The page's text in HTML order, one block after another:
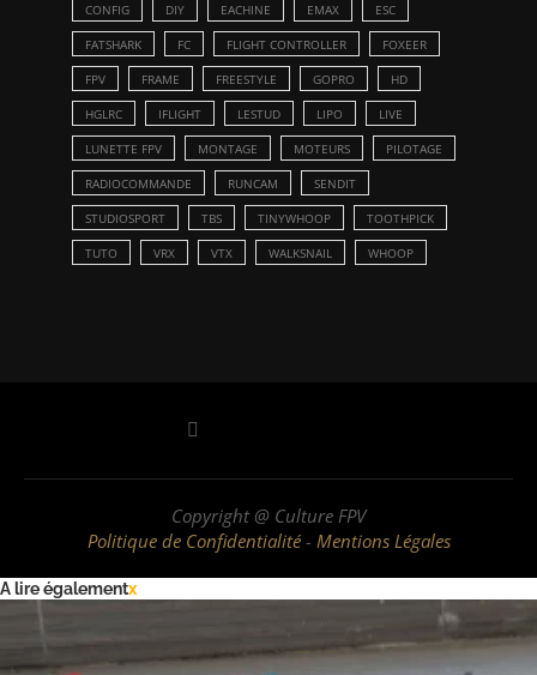
CONFIG DIY EACHINE EMAX ESC
FATSHARK FC FLIGHT CONTROLLER FOXEER
FPV FRAME FREESTYLE GOPRO HD
HGLRC IFLIGHT LESTUD LIPO LIVE
LUNETTE FPV MONTAGE MOTEURS PILOTAGE
RADIOCOMMANDE RUNCAM SENDIT
STUDIOSPORT TBS TINYWHOOP TOOTHPICK
TUTO VRX VTX WALKSNAIL WHOOP
Copyright @ Culture FPV
Politique de Confidentialité- Mentions Légales
A lire égalementx